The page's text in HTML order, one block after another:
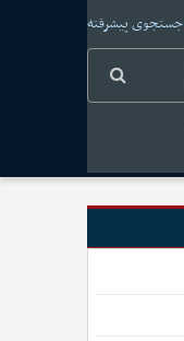
جستجوی پیشرفته